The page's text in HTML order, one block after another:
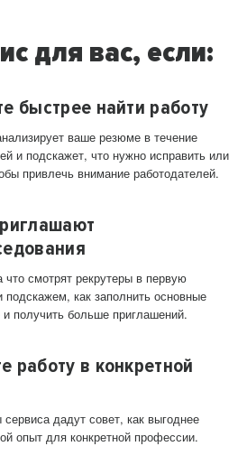
для вас, если:
быстрее найти работу
ваше резюме в течение
и подскажет, что нужно исправить или
привлечь внимание работодателей.
смотрят рекрутеры в первую
как заполнить основные
получить больше приглашений.
работу в конкретной
дадут совет, как выгоднее
опыт для конкретной профессии.